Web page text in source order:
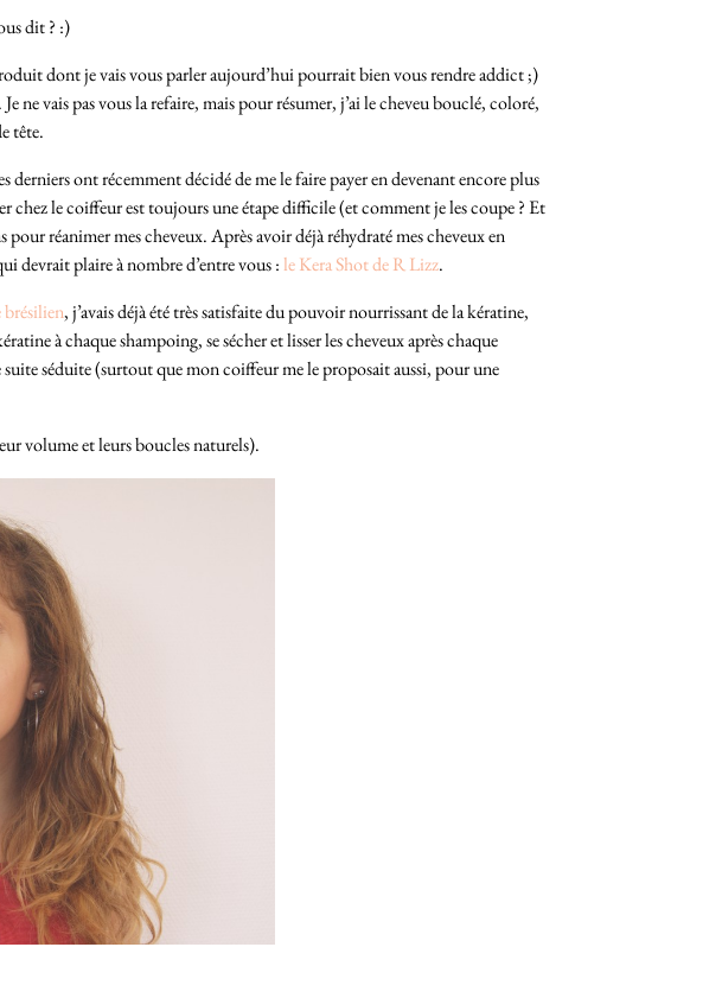
dit ? :)
dont je vais vous parler aujourd’hui pourrait bien vous rendre addict ;)
vais pas vous la refaire, mais pour résumer, j’ai le cheveu bouclé, coloré,
tête.
ont récemment décidé de me le faire payer en devenant encore plus
chez le coiffeur est toujours une étape difficile (et comment je les coupe ? Et
réanimer mes cheveux. Après avoir déjà réhydraté mes cheveux en
devrait plaire à nombre d’entre vous :le Kera Shot de R Lizz.
brésilien, j’avais déjà été très satisfaite du pouvoir nourrissant de la kératine,
à chaque shampoing, se sécher et lisser les cheveux après chaque
séduite (surtout que mon coiffeur me le proposait aussi, pour une
volume et leurs boucles naturels).